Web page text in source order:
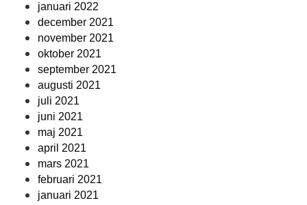
januari 2022
december 2021
november 2021
oktober 2021
september 2021
augusti 2021
juli 2021
juni 2021
maj 2021
april 2021
mars 2021
februari 2021
januari 2021